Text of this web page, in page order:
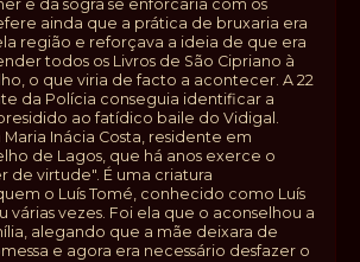
e da sogra se enforcaria com os
ainda que a prática de bruxaria era
região e reforçava a ideia de que era
todos os Livros de São Cipriano à
o que viria de facto a acontecer. A 22
da Polícia conseguia identificar a
ao fatídico baile do Vidigal.
Maria Inácia Costa, residente em
de Lagos, que há anos exerce o
de virtude". É uma criatura
o Luís Tomé, conhecido como Luís
várias vezes. Foi ela que o aconselhou a
alegando que a mãe deixara de
e agora era necessário desfazer o